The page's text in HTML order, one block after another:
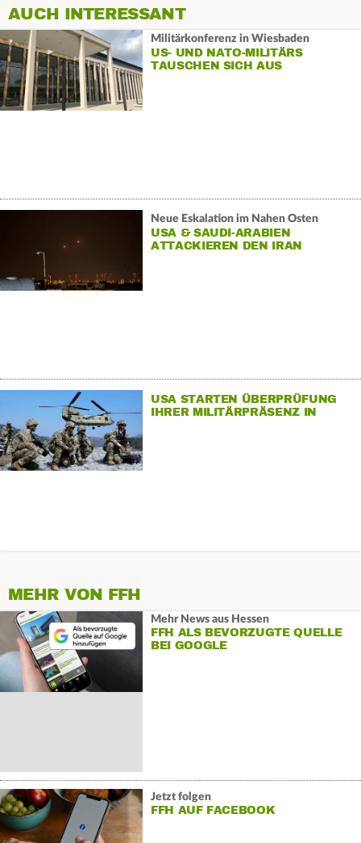
AUCH INTERESSANT
Militärkonferenz in Wiesbaden
US- UND NATO-MILITÄRS
TAUSCHEN SICH AUS
Neue Eskalation im Nahen Osten
USA & SAUDI-ARABIEN
ATTACKIEREN DEN IRAN
USA STARTEN ÜBERPRÜFUNG
IHRER MILITÄRPRÄSENZ IN
MEHR VON FFH
Mehr News aus Hessen
FFH ALS BEVORZUGTE QUELLE
BEI GOOGLE
Jetzt folgen
FFH AUF FACEBOOK